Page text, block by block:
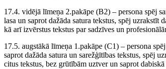
17.4. vidējā līmeņa 2.pakāpe (B2) – persona spēj
lasa un saprot dažāda satura tekstus, spēj
kā arī izvērstus tekstus par sadzīves un
17.5. augstākā līmeņa 1.pakāpe (C1) – persona
saprot dažāda satura un sarežģītības tekstus, spēj
citus tekstus, bez grūtībām uztver un saprot